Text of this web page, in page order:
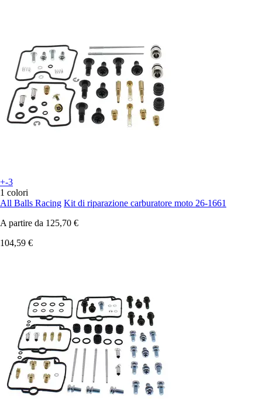
+-3
1 colori
All Balls Racing Kit di riparazione carburatore moto 26-1661
A partire da 125,70 €
104,59 €